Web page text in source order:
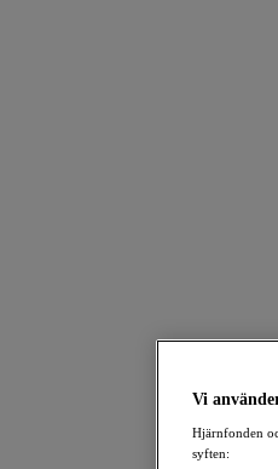
Vi
Hjärnfonden
syften: